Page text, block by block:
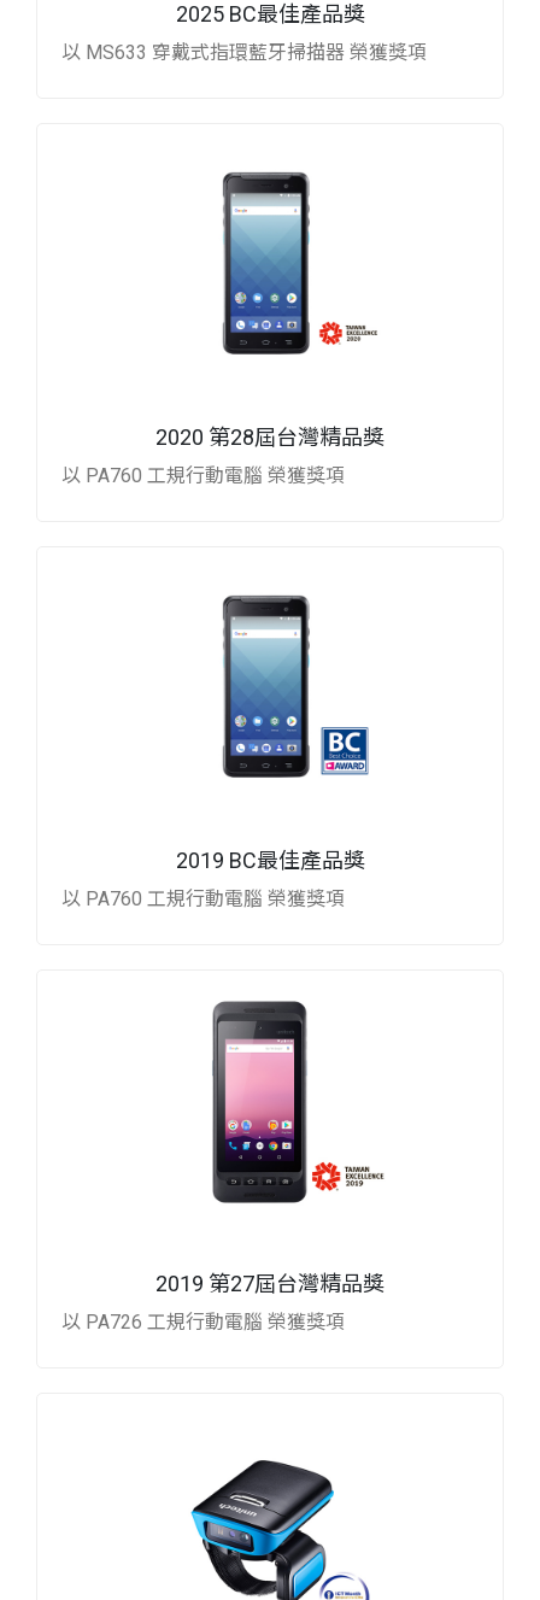
2025 BC最佳產品獎
以 MS633 穿戴式指環藍牙掃描器 榮獲獎項
2020 第28屆台灣精品獎
以 PA760 工規行動電腦 榮獲獎項
2019 BC最佳產品獎
以 PA760 工規行動電腦 榮獲獎項
2019 第27屆台灣精品獎
以 PA726 工規行動電腦 榮獲獎項